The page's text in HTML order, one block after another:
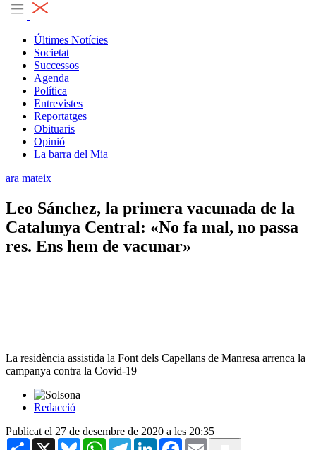
Últimes Notícies
Societat
Successos
Agenda
Política
Entrevistes
Reportatges
Obituaris
Opinió
La barra del Mia
ara mateix
Leo Sánchez, la primera vacunada de la
Catalunya Central: «No fa mal, no passa
res. Ens hem de vacunar»
La residència assistida la Font dels Capellans de Manresa arrenca la
campanya contra la Covid-19
Redacció
Publicat el 27 de desembre de 2020 a les 20:35
Share X BlueskyWhatsAppTelegramLinkedInFacebook
Email